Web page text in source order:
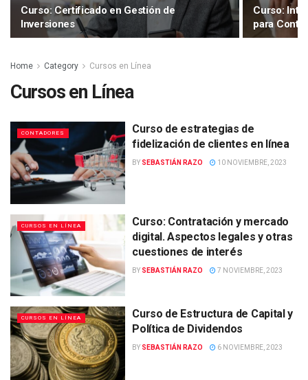
Curso: Certificado en Gestión de
Inversiones
Curso:
para
Home Category Cursos en Línea
Cursos en Línea
CONTADORES
Curso de estrategias de
fidelización de clientes en línea
BY SEBASTIÁN RAZO 10 NOVIEMBRE, 2023
CURSOS EN LÍNEA
Curso: Contratación y mercado
digital. Aspectos legales y otras
cuestiones de interés
BY SEBASTIÁN RAZO 7 NOVIEMBRE, 2023
CURSOS EN LÍNEA
Curso de Estructura de Capital y
Política de Dividendos
BY SEBASTIÁN RAZO 6 NOVIEMBRE, 2023